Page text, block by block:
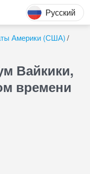
Русский
Америки (США)
Вайкики,
времени